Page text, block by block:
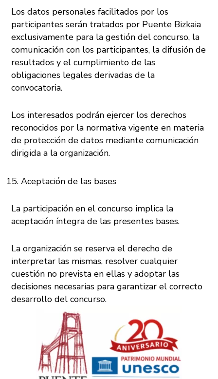
Los datos personales facilitados por los
participantes serán tratados por Puente Bizkaia
exclusivamente para la gestión del concurso, la
comunicación con los participantes, la difusión de
resultados y el cumplimiento de las
obligaciones legales derivadas de la
convocatoria.
Los interesados podrán ejercer los derechos
reconocidos por la normativa vigente en materia
de protección de datos mediante comunicación
dirigida a la organización.
Aceptación de las bases
La participación en el concurso implica la
aceptación íntegra de las presentes bases.
La organización se reserva el derecho de
interpretar las mismas, resolver cualquier
cuestión no prevista en ellas y adoptar las
decisiones necesarias para garantizar el correcto
desarrollo del concurso.